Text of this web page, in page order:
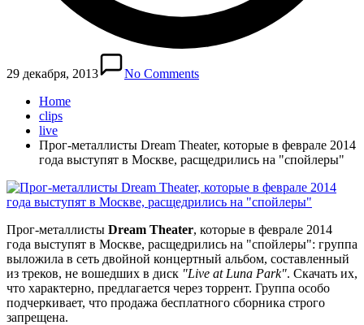
29 декабря, 2013
No Comments
Home
clips
live
Прог-металлисты Dream Theater, которые в феврале 2014
года выступят в Москве, расщедрились на "спойлеры"
Прог-металлисты Dream Theater, которые в феврале 2014
года выступят в Москве, расщедрились на "спойлеры": группа
выложила в сеть двойной концертный альбом, составленный
из треков, не вошедших в диск "Live at Luna Park". Скачать их,
что характерно, предлагается через торрент. Группа особо
подчеркивает, что продажа бесплатного сборника строго
запрещена.